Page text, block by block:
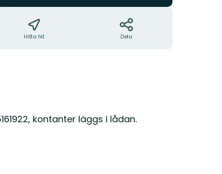
Hitta hit Dela
kontanter läggs i lådan.